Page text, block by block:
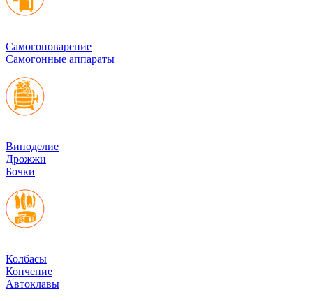
Cамогоноварение
Самогонные аппараты
Виноделие
Дрожжи
Бочки
Колбасы
Копчение
Автоклавы